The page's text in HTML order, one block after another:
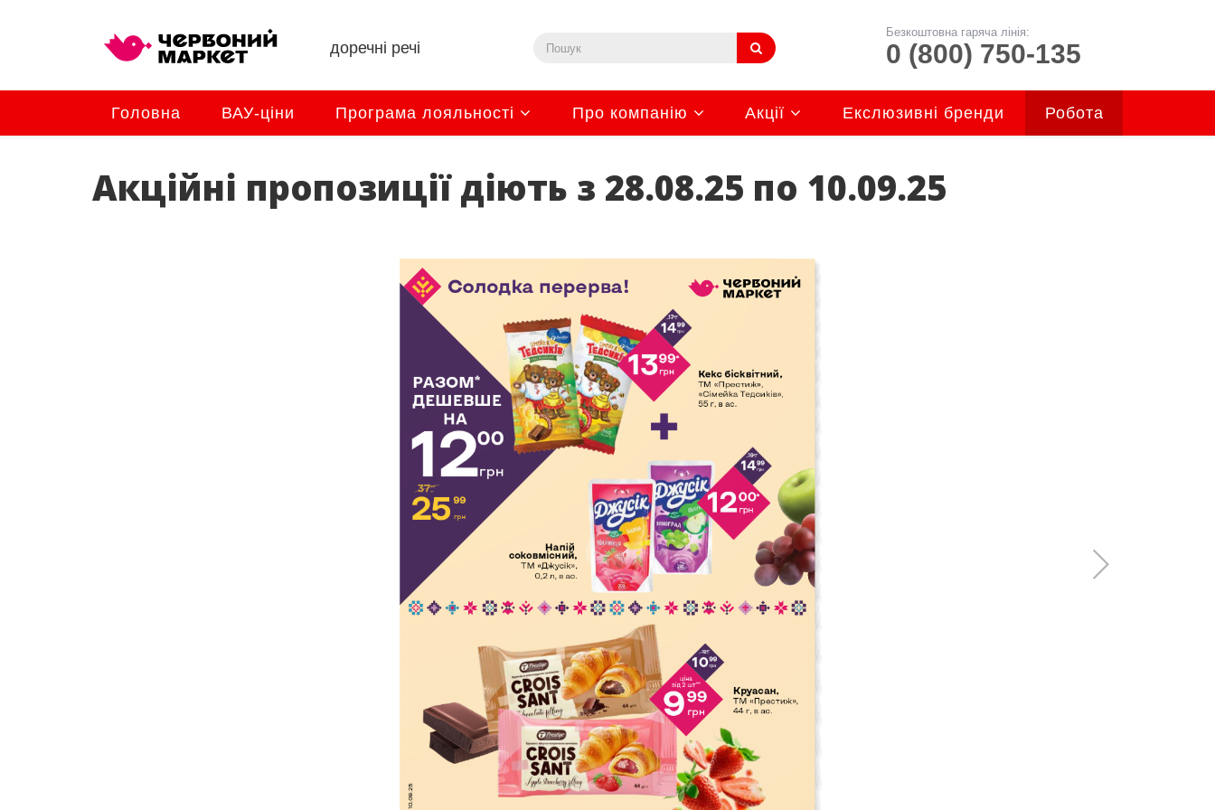
доречні речі
Безкоштовна гаряча лінія:
0 (800) 750-135
Головна ВАУ-ціни Програма лояльності Про компанію Акції Екслюзивні бренди Робота
Акційні пропозиції діють з 28.08.25 по 10.09.25